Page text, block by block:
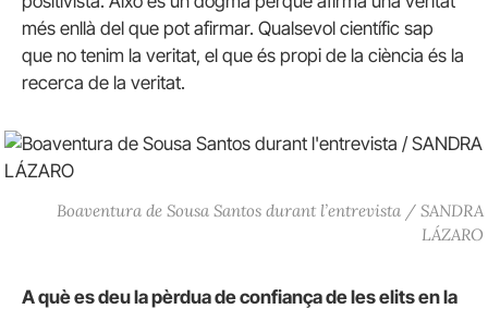
més enllà del que pot afirmar. Qualsevol científic sap
que no tenim la veritat, el que és propi de la ciència és la
recerca de la veritat.
Boaventura de Sousa Santos durant l’entrevista / SANDRA
LÁZARO
A què es deu la pèrdua de confiança de les elits en la